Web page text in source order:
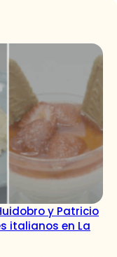
y Patricio
italianos en La